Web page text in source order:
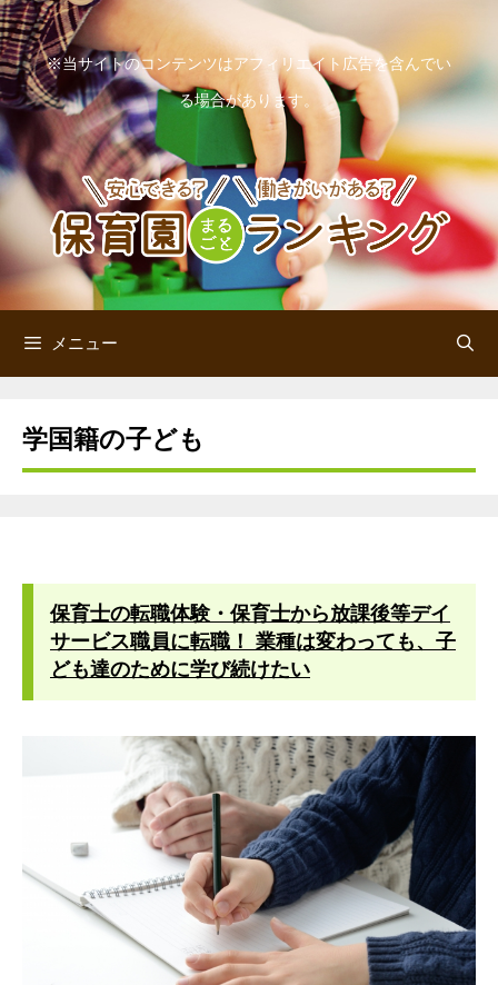
コ
ン
テ
ン
ツ
ス
ッ
※当サイトのコンテンツはアフィリエイト広告を含んでい
る場合があります。
メニュー
学国籍の子ども
保育士の転職体験・保育士から放課後等デイ
サービス職員に転職！ 業種は変わっても、子
ども達のために学び続けたい